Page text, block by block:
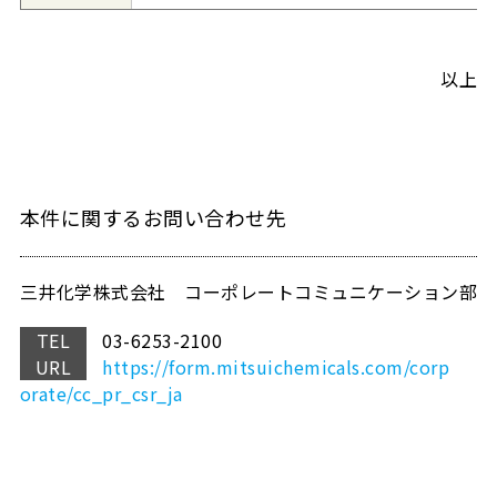
以上
本件に関するお問い合わせ先
三井化学株式会社 コーポレートコミュニケーション部
TEL
03-6253-2100
URL
https://form.mitsuichemicals.com/corp
orate/cc_pr_csr_ja